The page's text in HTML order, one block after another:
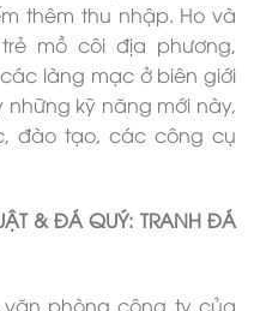
thêm thu nhập. Ho và
mồ côi địa phương,
làng mạc ở biên giới
kỹ năng mới này,
đào tạo, các công cụ
& ĐÁ QUÝ: TRANH ĐÁ
phòng công ty của